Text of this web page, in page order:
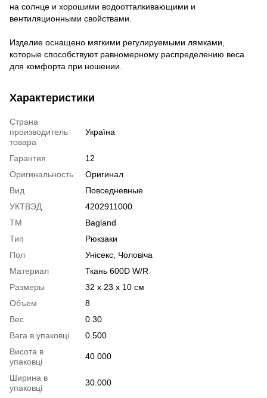
на солнце и хорошими водоотталкивающими и
вентиляционными свойствами.
Изделие оснащено мягкими регулируемыми лямками,
которые способствуют равномерному распределению веса
для комфорта при ношении.
Характеристики
Страна
производитель
товара
Україна
Гарантия
12
Оригинальность
Оригинал
Вид
Повседневные
УКТВЭД
4202911000
ТМ
Bagland
Тип
Рюкзаки
Пол
Унісекс, Чоловіча
Материал
Ткань 600D W/R
Размеры
32 x 23 x 10 см
Объем
8
Вес
0.30
Вага в упаковці
0.500
Висота в
упаковці
40.000
Ширина в
упаковці
30.000